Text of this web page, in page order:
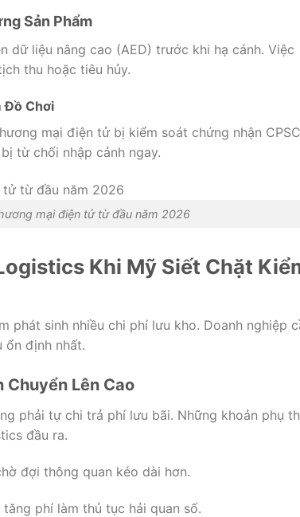
Sản Phẩm
dữ liệu nâng cao (AED) trước khi hạ cánh. Việc
thu hoặc tiêu hủy.
Đồ Chơi
mại điện tử bị kiểm soát chứng nhận
từ chối nhập cảnh ngay.
mại điện tử từ đầu năm 2026
Khi Mỹ Siết Chặt
phát sinh nhiều chi phí lưu kho. Doanh nghiệp
ổn định nhất.
Chuyển Lên Cao
phải tự chi trả phí lưu bãi. Những khoản phụ
đầu ra.
đợi thông quan kéo dài hơn.
phí làm thủ tục hải quan số.